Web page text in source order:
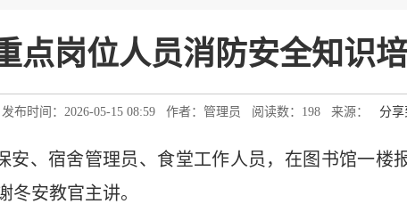
点岗位人员消防安全知识
发布时间：2026-05-15 08:59 作者：管理员 阅读数： 198来源： 分享
安、宿舍管理员、食堂工作人员，在图书馆一楼
冬安教官主讲。